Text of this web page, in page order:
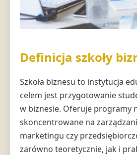
Definicja szkoły
Szkoła biznesu to instytucja
celem jest przygotowanie
w biznesie. Oferuje programy
skoncentrowane na
marketingu czy
zarówno teoretycznie, jak i